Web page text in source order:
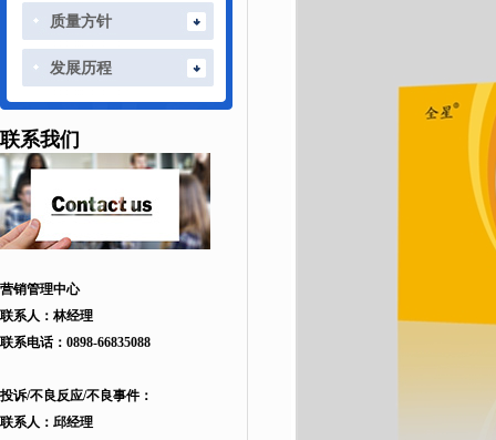
质量方针
发展历程
联系我们
营销管理中心
联系人：林经理
联系电话： 0898-66835088
投诉/不良反应/不良事件：
联系人：邱经理